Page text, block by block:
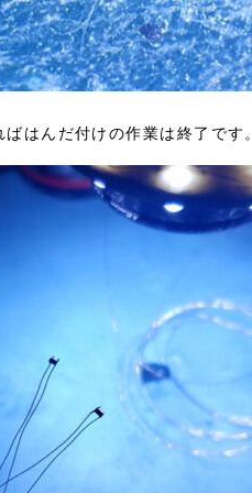
ばはんだ付けの作業は終了です